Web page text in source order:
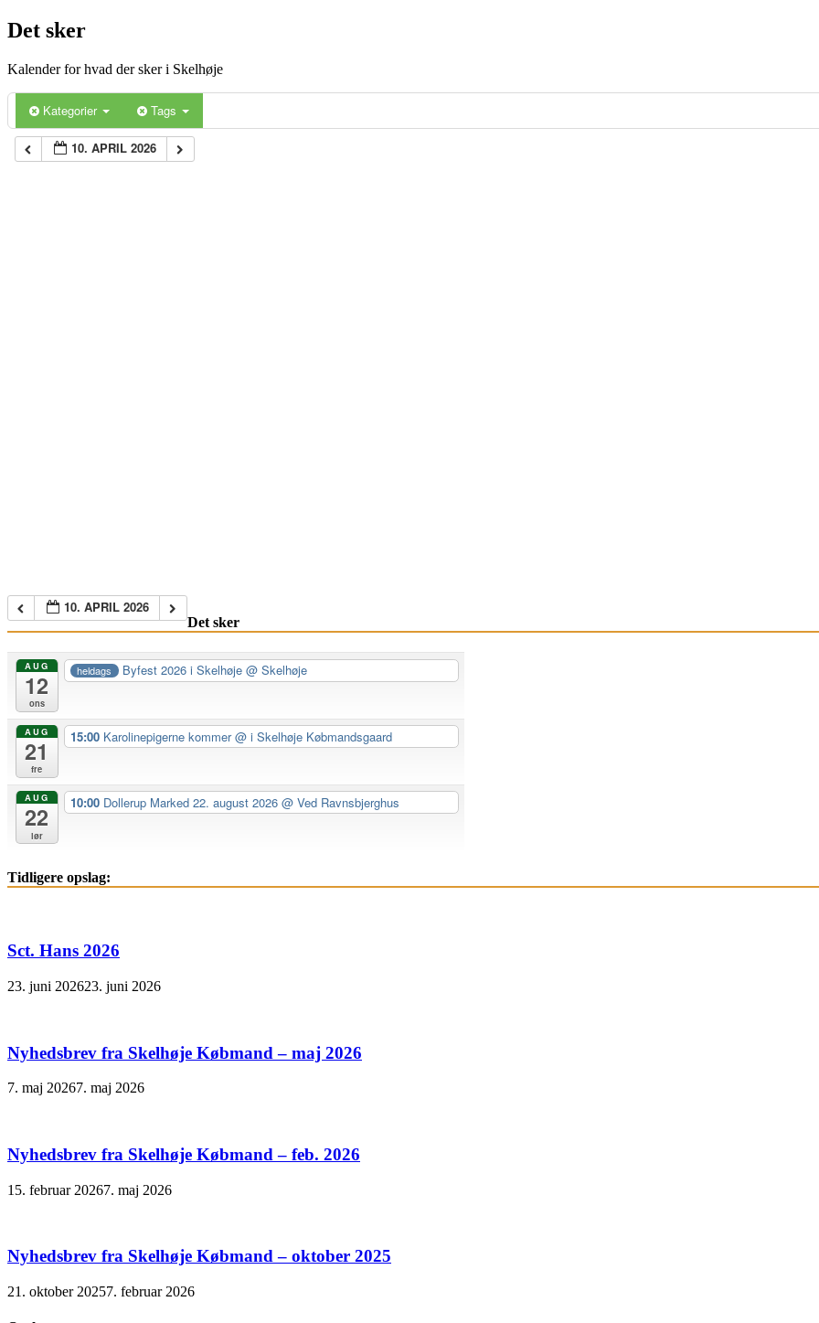
Det sker
Kalender for hvad der sker i Skelhøje
Kategorier Tags
10. APRIL 2026
10. APRIL 2026
Det sker
AUG
12
ons
heldags Byfest 2026 i Skelhøje@ Skelhøje
AUG
21
fre
15:00 Karolinepigerne kommer@ i Skelhøje Købmandsgaard
AUG
22
lør
10:00 Dollerup Marked 22. august 2026 @ Ved Ravnsbjerghus
Tidligere opslag:
Sct. Hans 2026
23. juni 202623. juni 2026
Nyhedsbrev fra Skelhøje Købmand – maj 2026
7. maj 20267. maj 2026
Nyhedsbrev fra Skelhøje Købmand – feb. 2026
15. februar 20267. maj 2026
Nyhedsbrev fra Skelhøje Købmand – oktober 2025
21. oktober 20257. februar 2026